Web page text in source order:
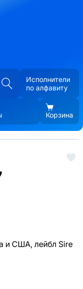
Исполнители
по алфавиту
Корзина
и США, лейбл Sire